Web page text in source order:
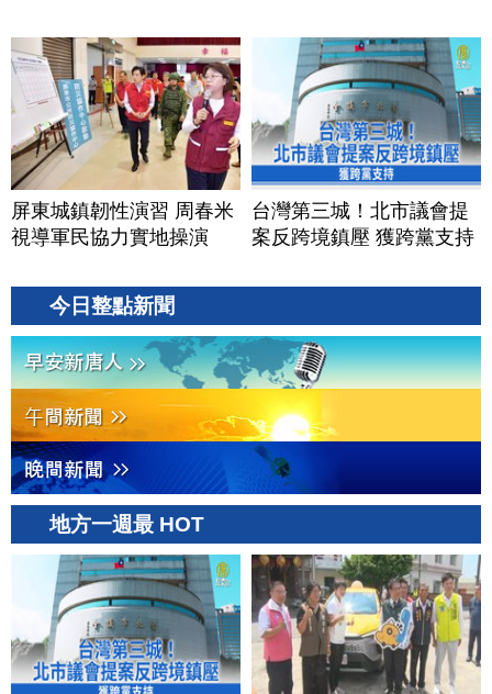
屏東城鎮韌性演習 周春米
視導軍民協力實地操演
台灣第三城！北市議會提
案反跨境鎮壓 獲跨黨支持
今日整點新聞
地方一週最 HOT